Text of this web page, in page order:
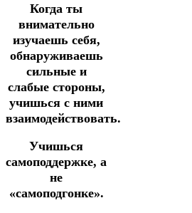
Когда ты
внимательно
изучаешь себя,
обнаруживаешь
сильные и
слабые стороны,
учишься с ними
взаимодействовать.
Учишься
самоподдержке, а
не
«самоподгонке».